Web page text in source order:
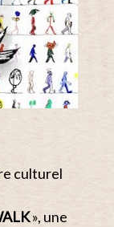
culturel
», une